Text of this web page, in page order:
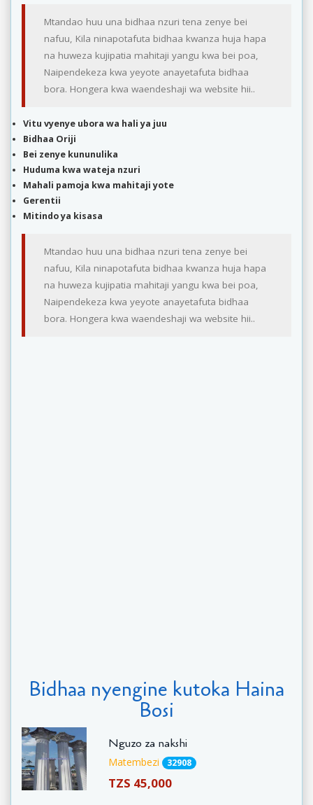
Mtandao huu una bidhaa nzuri tena zenye bei
nafuu, Kila ninapotafuta bidhaa kwanza huja hapa
na huweza kujipatia mahitaji yangu kwa bei poa,
Naipendekeza kwa yeyote anayetafuta bidhaa
bora. Hongera kwa waendeshaji wa website hii..
Vitu vyenye ubora wa hali ya juu
Bidhaa Oriji
Bei zenye kununulika
Huduma kwa wateja nzuri
Mahali pamoja kwa mahitaji yote
Gerentii
Mitindo ya kisasa
Mtandao huu una bidhaa nzuri tena zenye bei
nafuu, Kila ninapotafuta bidhaa kwanza huja hapa
na huweza kujipatia mahitaji yangu kwa bei poa,
Naipendekeza kwa yeyote anayetafuta bidhaa
bora. Hongera kwa waendeshaji wa website hii..
Bidhaa nyengine kutoka Haina
Bosi
Nguzo za nakshi
Matembezi 32908
TZS 45,000